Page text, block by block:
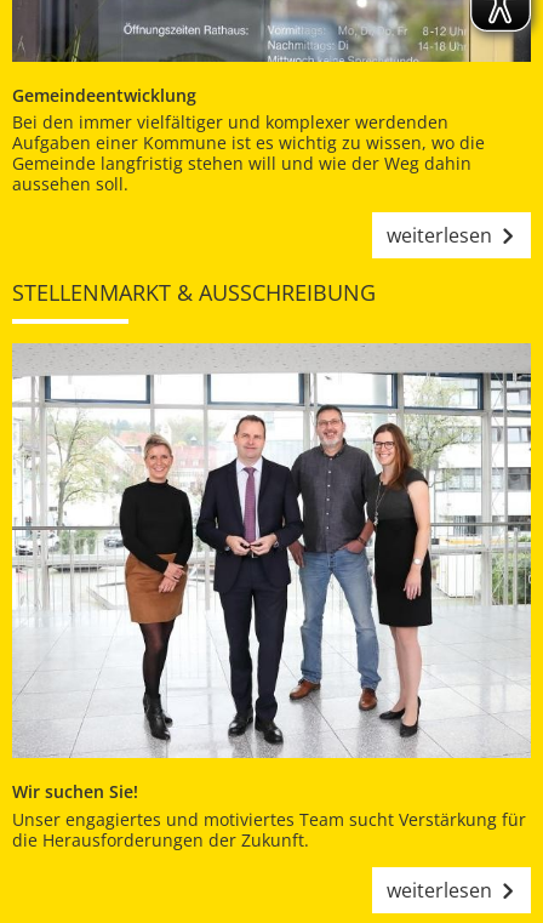
Gemeindeentwicklung
Bei den immer vielfältiger und komplexer werdenden
Aufgaben einer Kommune ist es wichtig zu wissen, wo die
Gemeinde langfristig stehen will und wie der Weg dahin
aussehen soll.
weiterlesen
STELLENMARKT & AUSSCHREIBUNG
Wir suchen Sie!
Unser engagiertes und motiviertes Team sucht Verstärkung für
die Herausforderungen der Zukunft.
weiterlesen